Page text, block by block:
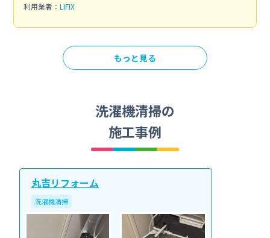
利用業者： LIFIX
もっと見る
洗濯機清掃の
施工事例
丸吉リフォーム
洗濯機清掃